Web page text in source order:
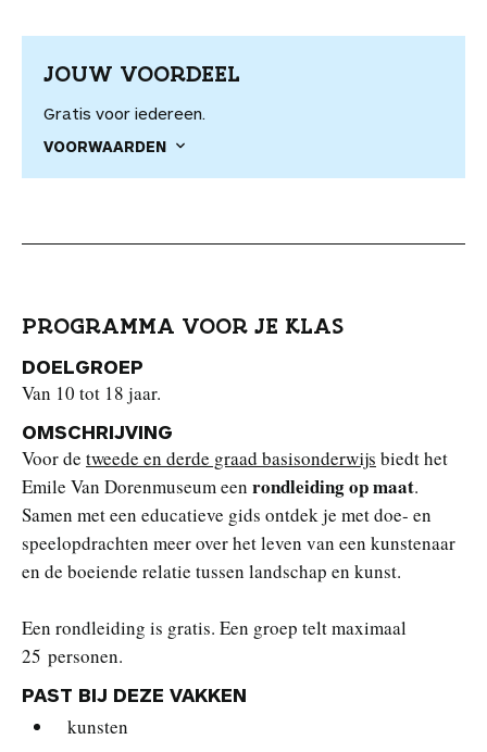
JOUW VOORDEEL
Gratis voor iedereen.
VOORWAARDEN
PROGRAMMA VOOR JE KLAS
DOELGROEP
Van 10 tot 18 jaar.
OMSCHRIJVING
Voor de tweede en derde graad basisonderwijs biedt het
Emile Van Dorenmuseum een rondleiding op maat.
Samen met een educatieve gids ontdek je met doe- en
speelopdrachten meer over het leven van een kunstenaar
en de boeiende relatie tussen landschap en kunst.
Een rondleiding is gratis. Een groep telt maximaal
25 personen.
PAST BIJ DEZE VAKKEN
kunsten